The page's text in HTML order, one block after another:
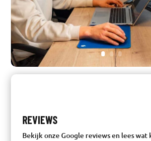
REVIEWS
Bekijk onze Google reviews en lees wat